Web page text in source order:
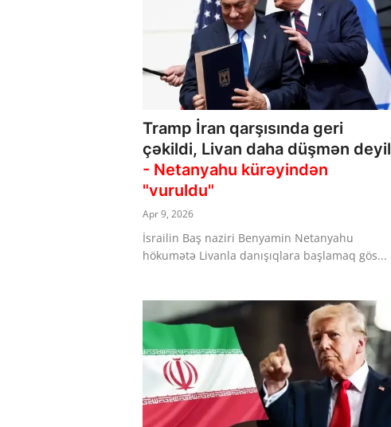
Tramp İran qarşısında geri
çəkildi, Livan daha düşmən deyil
- Netanyahu kürəyindən
"vuruldu"
Apr 9, 2026
İsrailin Baş naziri Benyamin Netanyahu
hökumətə Livanla danışıqlara başlamaq gös...